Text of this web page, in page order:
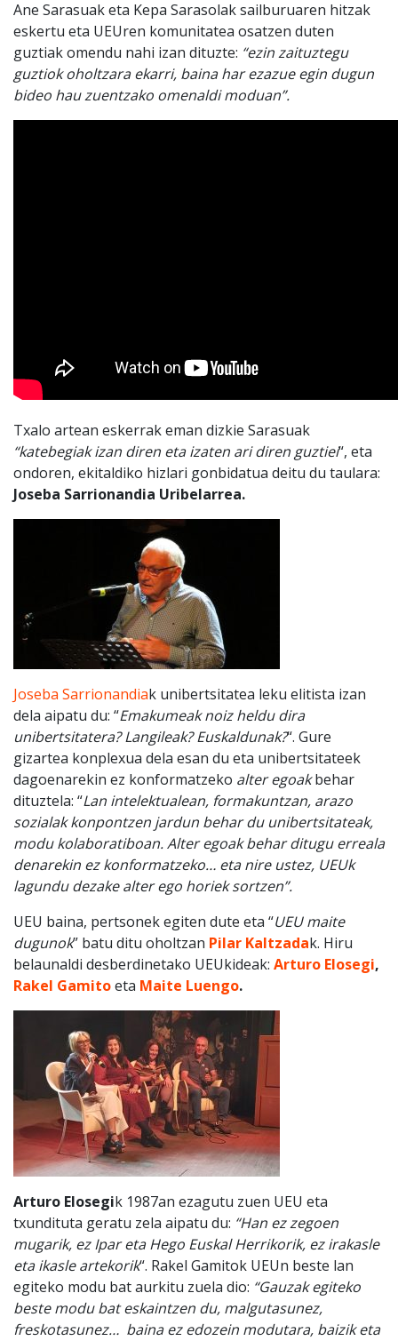
Ane Sarasuak eta Kepa Sarasolak sailburuaren hitzak
eskertu eta UEUren komunitatea osatzen duten
guztiak omendu nahi izan dituzte: “ezin zaituztegu
guztiok oholtzara ekarri, baina har ezazue egin dugun
bideo hau zuentzako omenaldi moduan”.
Txalo artean eskerrak eman dizkie Sarasuak
“katebegiak izan diren eta izaten ari diren guztiei“, eta
ondoren, ekitaldiko hizlari gonbidatua deitu du taulara:
Joseba Sarrionandia Uribelarrea.
Joseba Sarrionandiak unibertsitatea leku elitista izan
dela aipatu du: “Emakumeak noiz heldu dira
unibertsitatera? Langileak? Euskaldunak?“. Gure
gizartea konplexua dela esan du eta unibertsitateek
dagoenarekin ez konformatzeko alter egoakbehar
dituztela: “Lan intelektualean, formakuntzan, arazo
sozialak konpontzen jardun behar du unibertsitateak,
modu kolaboratiboan. Alter egoak behar ditugu erreala
denarekin ez konformatzeko… eta nire ustez, UEUk
lagundu dezake alter ego horiek sortzen”.
UEU baina, pertsonek egiten dute eta “UEU maite
dugunok” batu ditu oholtzan Pilar Kaltzadak. Hiru
belaunaldi desberdinetako UEUkideak: Arturo Elosegi,
Rakel Gamitoeta Maite Luengo.
Arturo Elosegik 1987an ezagutu zuen UEU eta
txundituta geratu zela aipatu du: “Han ez zegoen
mugarik, ez Ipar eta Hego Euskal Herrikorik, ez irakasle
eta ikasle artekorik“. Rakel Gamitok UEUn beste lan
egiteko modu bat aurkitu zuela dio: “Gauzak egiteko
beste modu bat eskaintzen du, malgutasunez,
freskotasunez… baina ez edozein modutara, baizik eta